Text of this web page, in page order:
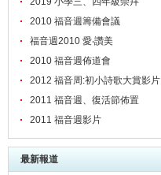
2010 福音週籌備會議
福音週2010 愛‧讚美
2010 福音週佈道會
2012 福音周:初小詩歌大賞影片
2011 福音週、復活節佈置
2011 福音週影片
最新報道